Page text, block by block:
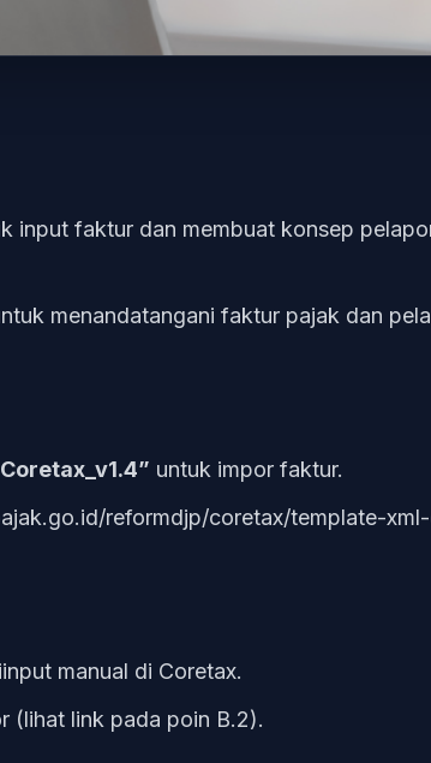
input faktur dan membuat konsep
menandatangani faktur pajak dan
untuk impor faktur.
reformdjp/coretax/template-
manual di Coretax.
(lihat link pada poin B.2).